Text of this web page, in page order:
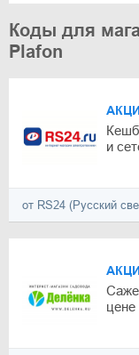
Коды для
Plafon
и
от RS24 (Русский
цене